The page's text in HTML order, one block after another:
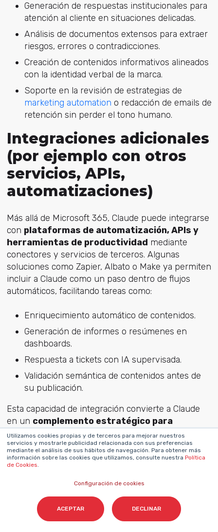
Utilizamos cookies propias y de terceros para mejorar nuestros
servicios y mostrarle publicidad relacionada con sus preferencias
mediante el análisis de sus hábitos de navegación. Para obtener más
información sobre las cookies que utilizamos, consulte nuestra Política
de Cookies.
Configuración de cookies
ACEPTAR DECLINAR
Generación de respuestas institucionales para
atención al cliente en situaciones delicadas.
Análisis de documentos extensos para extraer
riesgos, errores o contradicciones.
Creación de contenidos informativos alineados
con la identidad verbal de la marca.
Soporte en la revisión de estrategias de
marketing automation o redacción de emails de
retención sin perder el tono humano.
Integraciones adicionales
(por ejemplo con otros
servicios, APIs,
automatizaciones)
Más allá de Microsoft 365, Claude puede integrarse
con plataformas de automatización, APIs y
herramientas de productividad mediante
conectores y servicios de terceros. Algunas
soluciones como Zapier, Albato o Make ya permiten
incluir a Claude como un paso dentro de flujos
automáticos, facilitando tareas como:
Enriquecimiento automático de contenidos.
Generación de informes o resúmenes en
dashboards.
Respuesta a tickets con IA supervisada.
Validación semántica de contenidos antes de
su publicación.
Esta capacidad de integración convierte a Claude
en un complemento estratégico para
ecosistemas ya digitalizados, permitiendo a las
empresas escalar su uso de IA sin comprometer
calidad ni control.
Preguntas frecuentes
sobre la incorporación